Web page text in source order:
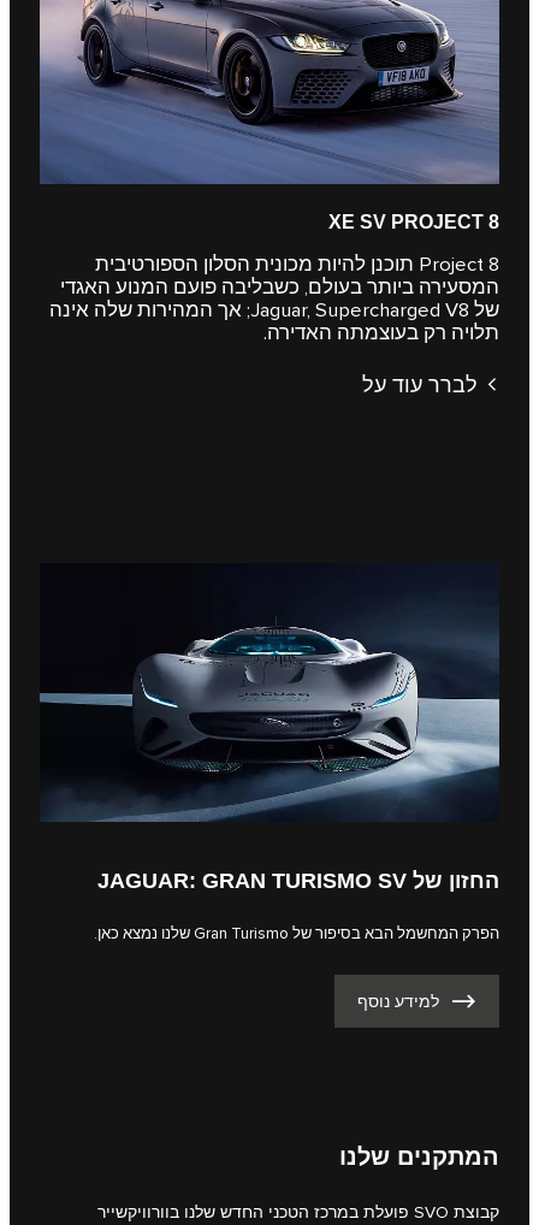
XE SV PROJECT 8
Project 8 תוכנן להיות מכונית הסלון הספורטיבית
המסעירה ביותר בעולם, כשבליבה פועם המנוע האגדי
של Jaguar, Supercharged V8; אך המהירות שלה אינה
תלויה רק בעוצמתה האדירה.
לברר עוד על
החזון של JAGUAR: GRAN TURISMO SV
הפרק המחשמל הבא בסיפור של Gran Turismo שלנו נמצא כאן.
למידע נוסף
המתקנים שלנו
קבוצת SVO פועלת במרכז הטכני החדש שלנו בוורוויקשייר